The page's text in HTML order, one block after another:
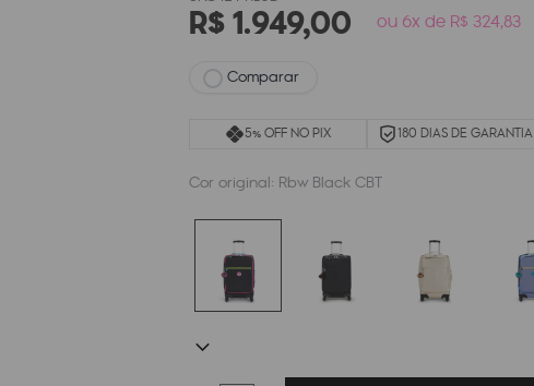
R$1.949,00 ou 6x de R$ 324,83
Comparar
5% OFF NO PIX 180 DIAS DE GARANTIA
Cor original: Rbw Black CBT